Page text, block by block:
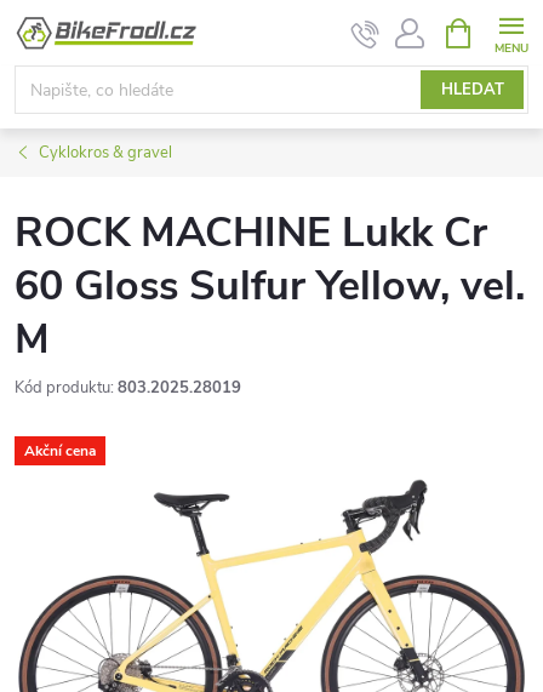
Přejít
obsah
HLEDAT
NÁKUPNÍ
KOŠÍK
Cyklokros & gravel
ROCK MACHINE Lukk Cr
60 Gloss Sulfur Yellow, vel.
M
Kód produktu: 803.2025.28019
Akční cena